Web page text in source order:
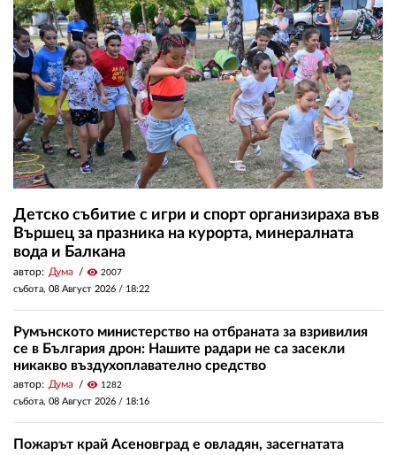
Детско събитие с игри и спорт организираха във
Вършец за празника на курорта, минералната
вода и Балкана
автор: Дума visibility 2007
събота, 08 Август 2026 / 18:22
Румънското министерство на отбраната за взривилия
се в България дрон: Нашите радари не са засекли
никакво въздухоплавателно средство
автор: Дума visibility 1282
събота, 08 Август 2026 / 18:16
Пожарът край Асеновград е овладян, засегнатата